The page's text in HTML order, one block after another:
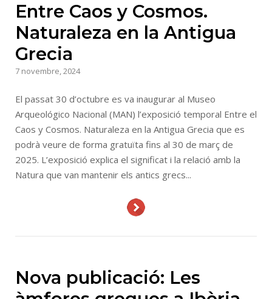
Entre Caos y Cosmos.
Naturaleza en la Antigua
Grecia
7 novembre, 2024
El passat 30 d’octubre es va inaugurar al Museo
Arqueológico Nacional (MAN) l’exposició temporal Entre el
Caos y Cosmos. Naturaleza en la Antigua Grecia que es
podrà veure de forma gratuïta fins al 30 de març de
2025. L’exposició explica el significat i la relació amb la
Natura que van mantenir els antics grecs...
Nova publicació: Les